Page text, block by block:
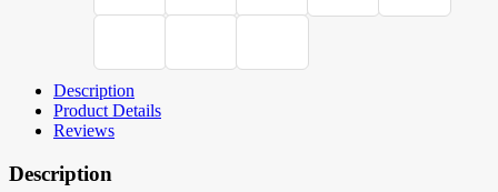
Description
Product Details
Reviews
Description